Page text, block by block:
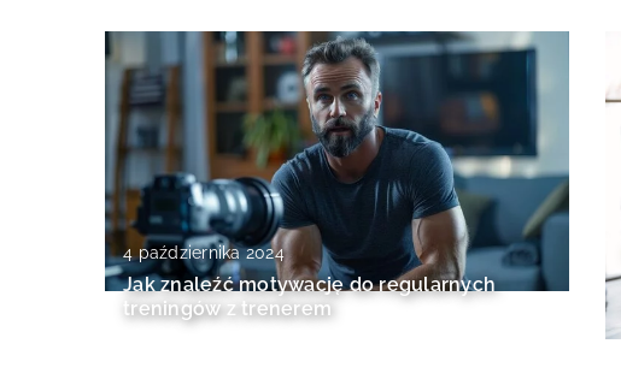
4 października 2024
Jak znaleźć motywację do regularnych
treningów z trenerem